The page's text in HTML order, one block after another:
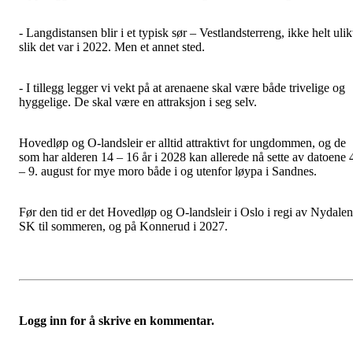
- Langdistansen blir i et typisk sør – Vestlandsterreng, ikke helt
slik det var i 2022. Men et annet sted.
- I tillegg legger vi vekt på at arenaene skal være både trivelige og
hyggelige. De skal være en attraksjon i seg selv.
Hovedløp og O-landsleir er alltid attraktivt for ungdommen, og de
som har alderen 14 – 16 år i 2028 kan allerede nå sette av datoene
– 9. august for mye moro både i og utenfor løypa i Sandnes.
Før den tid er det Hovedløp og O-landsleir i Oslo i regi av
SK til sommeren, og på Konnerud i 2027.
Logg inn for å skrive en kommentar.